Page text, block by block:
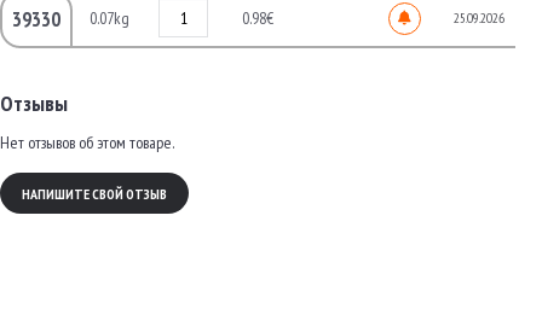
39330 0.07kg 0.98€ 25.09.2026
Отзывы
Нет отзывов об этом товаре.
НАПИШИТЕ СВОЙ ОТЗЫВ